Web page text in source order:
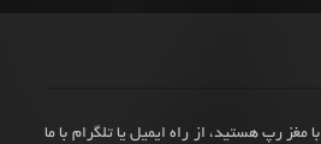
مغز رپ هستید، از راه ایمیل یا تلگرام با ما